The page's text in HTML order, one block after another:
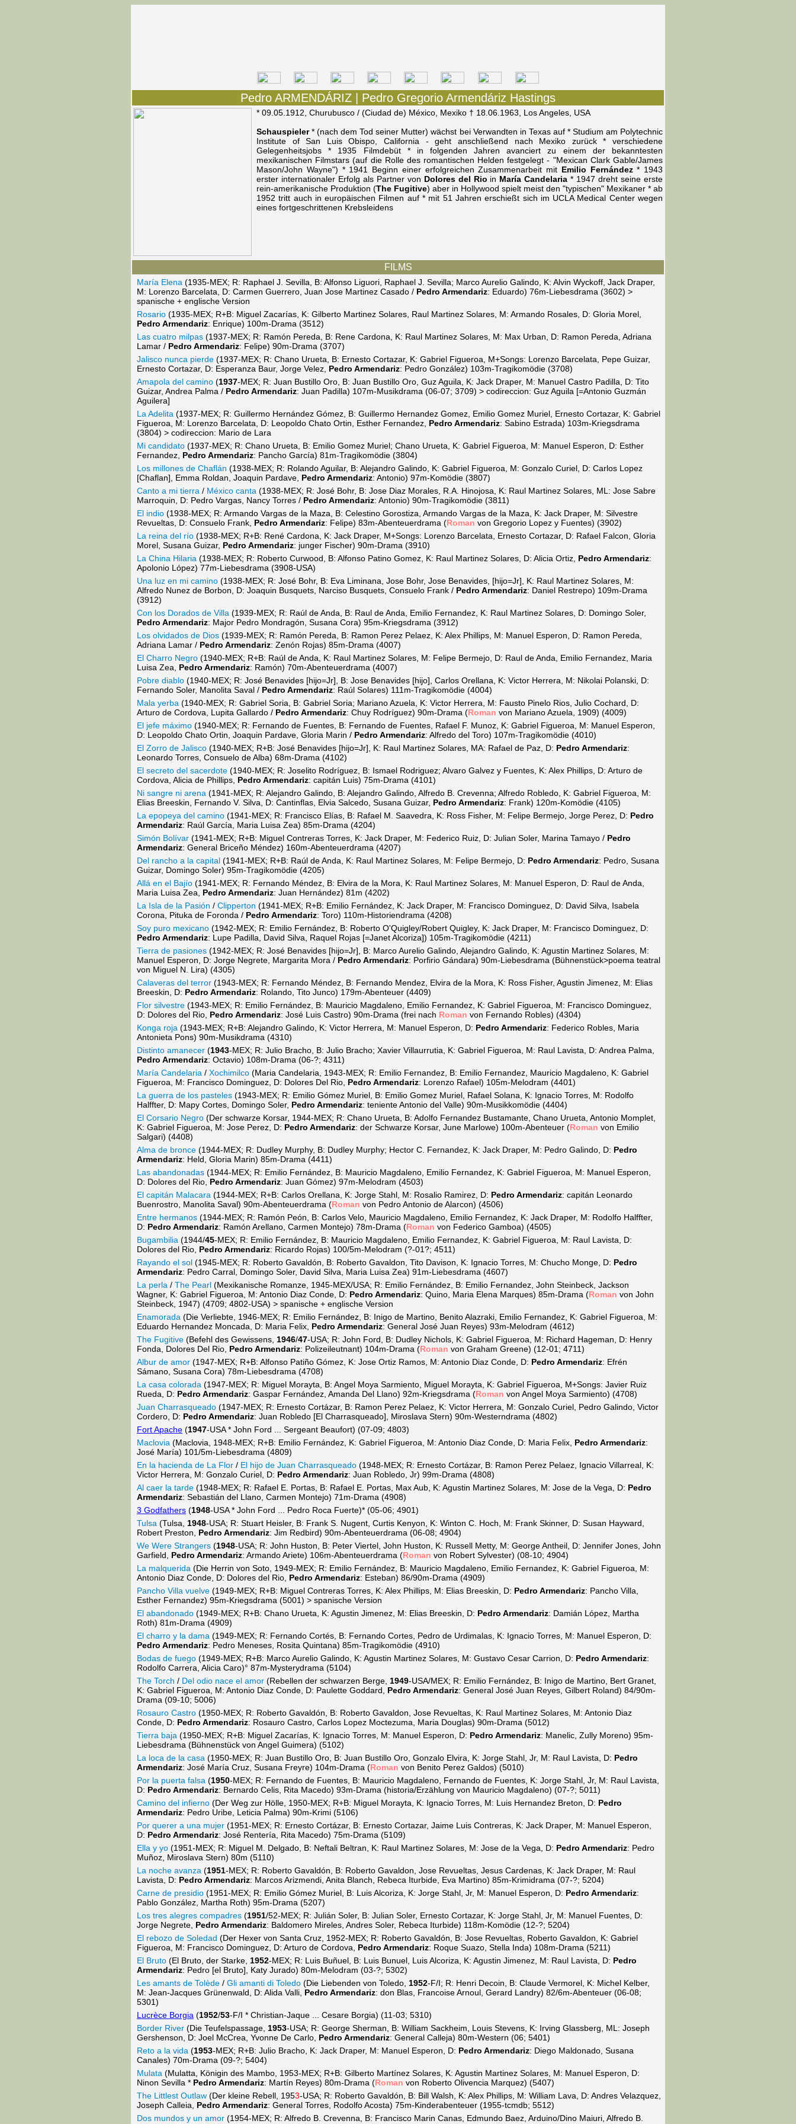
Pedro ARMENDÁRIZ | Pedro Gregorio Armendáriz Hastings
* 09.05.1912, Churubusco / (Ciudad de) México, Mexiko † 18.06.1963, Los Angeles, USA
Schauspieler* (nach dem Tod seiner Mutter) wächst bei Verwandten in Texas auf * Studium am Polytechnic
Institute of San Luis Obispo, California - geht anschließend nach Mexiko zurück * verschiedene
Gelegenheitsjobs * 1935 Filmdebüt * in folgenden Jahren avanciert zu einem der bekanntesten
mexikanischen Filmstars (auf die Rolle des romantischen Helden festgelegt - "Mexican Clark Gable/James
Mason/John Wayne") * 1941 Beginn einer erfolgreichen Zusammenarbeit mit Emilio Fernández* 1943
erster internationaler Erfolg als Partner von Dolores del Rio in María Candelaria * 1947 dreht seine erste
rein-amerikanische Produktion (The Fugitive) aber in Hollywood spielt meist den "typischen" Mexikaner * ab
1952 tritt auch in europäischen Filmen auf * mit 51 Jahren erschießt sich im UCLA Medical Center wegen
eines fortgeschrittenen Krebsleidens
FILMS
María Elena (1935-MEX; R: Raphael J. Sevilla, B: Alfonso Liguori, Raphael J. Sevilla; Marco Aurelio Galindo, K: Alvin Wyckoff, Jack Draper,
M: Lorenzo Barcelata, D: Carmen Guerrero, Juan Jose Martinez Casado / Pedro Armendariz: Eduardo) 76m-Liebesdrama (3602) >
spanische + englische Version
Rosario (1935-MEX; R+B: Miguel Zacarías, K: Gilberto Martinez Solares, Raul Martinez Solares, M: Armando Rosales, D: Gloria Morel,
Pedro Armendariz: Enrique) 100m-Drama (3512)
Las cuatro milpas (1937-MEX; R: Ramón Pereda, B: Rene Cardona, K: Raul Martinez Solares, M: Max Urban, D: Ramon Pereda, Adriana
Lamar / Pedro Armendariz: Felipe) 90m-Drama (3707)
Jalisco nunca pierde (1937-MEX; R: Chano Urueta, B: Ernesto Cortazar, K: Gabriel Figueroa, M+Songs: Lorenzo Barcelata, Pepe Guizar,
Ernesto Cortazar, D: Esperanza Baur, Jorge Velez, Pedro Armendariz: Pedro González) 103m-Tragikomödie (3708)
Amapola del camino (1937-MEX; R: Juan Bustillo Oro, B: Juan Bustillo Oro, Guz Aguila, K: Jack Draper, M: Manuel Castro Padilla, D: Tito
Guizar, Andrea Palma / Pedro Armendariz: Juan Padilla) 107m-Musikdrama (06-07; 3709) > codireccion: Guz Aguila [=Antonio Guzmán
Aguilera]
La Adelita (1937-MEX; R: Guillermo Hernández Gómez, B: Guillermo Hernandez Gomez, Emilio Gomez Muriel, Ernesto Cortazar, K: Gabriel
Figueroa, M: Lorenzo Barcelata, D: Leopoldo Chato Ortin, Esther Fernandez, Pedro Armendariz: Sabino Estrada) 103m-Kriegsdrama
(3804) > codireccion: Mario de Lara
Mi candidato (1937-MEX; R: Chano Urueta, B: Emilio Gomez Muriel; Chano Urueta, K: Gabriel Figueroa, M: Manuel Esperon, D: Esther
Fernandez, Pedro Armendariz: Pancho García) 81m-Tragikomödie (3804)
Los millones de Chaflán (1938-MEX; R: Rolando Aguilar, B: Alejandro Galindo, K: Gabriel Figueroa, M: Gonzalo Curiel, D: Carlos Lopez
[Chaflan], Emma Roldan, Joaquin Pardave, Pedro Armendariz: Antonio) 97m-Komödie (3807)
Canto a mi tierra / México canta (1938-MEX; R: José Bohr, B: Jose Diaz Morales, R.A. Hinojosa, K: Raul Martinez Solares, ML: Jose Sabre
Marroquin, D: Pedro Vargas, Nancy Torres / Pedro Armendariz: Antonio) 90m-Tragikomödie (3811)
El indio (1938-MEX; R: Armando Vargas de la Maza, B: Celestino Gorostiza, Armando Vargas de la Maza, K: Jack Draper, M: Silvestre
Revueltas, D: Consuelo Frank, Pedro Armendariz: Felipe) 83m-Abenteuerdrama (Roman von Gregorio Lopez y Fuentes) (3902)
La reina del río (1938-MEX; R+B: René Cardona, K: Jack Draper, M+Songs: Lorenzo Barcelata, Ernesto Cortazar, D: Rafael Falcon, Gloria
Morel, Susana Guizar, Pedro Armendariz: junger Fischer) 90m-Drama (3910)
La China Hilaria (1938-MEX; R: Roberto Curwood, B: Alfonso Patino Gomez, K: Raul Martinez Solares, D: Alicia Ortiz, Pedro Armendariz:
Apolonio López) 77m-Liebesdrama (3908-USA)
Una luz en mi camino (1938-MEX; R: José Bohr, B: Eva Liminana, Jose Bohr, Jose Benavides, [hijo=Jr], K: Raul Martinez Solares, M:
Alfredo Nunez de Borbon, D: Joaquin Busquets, Narciso Busquets, Consuelo Frank / Pedro Armendariz: Daniel Restrepo) 109m-Drama
(3912)
Con los Dorados de Villa (1939-MEX; R: Raúl de Anda, B: Raul de Anda, Emilio Fernandez, K: Raul Martinez Solares, D: Domingo Soler,
Pedro Armendariz: Major Pedro Mondragón, Susana Cora) 95m-Kriegsdrama (3912)
Los olvidados de Dios (1939-MEX; R: Ramón Pereda, B: Ramon Perez Pelaez, K: Alex Phillips, M: Manuel Esperon, D: Ramon Pereda,
Adriana Lamar / Pedro Armendariz: Zenón Rojas) 85m-Drama (4007)
El Charro Negro (1940-MEX; R+B: Raúl de Anda, K: Raul Martinez Solares, M: Felipe Bermejo, D: Raul de Anda, Emilio Fernandez, Maria
Luisa Zea, Pedro Armendariz: Ramón) 70m-Abenteuerdrama (4007)
Pobre diablo (1940-MEX; R: José Benavides [hijo=Jr], B: Jose Benavides [hijo], Carlos Orellana, K: Victor Herrera, M: Nikolai Polanski, D:
Fernando Soler, Manolita Saval / Pedro Armendariz: Raúl Solares) 111m-Tragikomödie (4004)
Mala yerba (1940-MEX; R: Gabriel Soria, B: Gabriel Soria; Mariano Azuela, K: Victor Herrera, M: Fausto Pinelo Rios, Julio Cochard, D:
Arturo de Cordova, Lupita Gallardo / Pedro Armendariz: Chuy Rodríguez) 90m-Drama (Roman von Mariano Azuela, 1909) (4009)
El jefe máximo (1940-MEX; R: Fernando de Fuentes, B: Fernando de Fuentes, Rafael F. Munoz, K: Gabriel Figueroa, M: Manuel Esperon,
D: Leopoldo Chato Ortin, Joaquin Pardave, Gloria Marin / Pedro Armendariz: Alfredo del Toro) 107m-Tragikomödie (4010)
El Zorro de Jalisco (1940-MEX; R+B: José Benavides [hijo=Jr], K: Raul Martinez Solares, MA: Rafael de Paz, D: Pedro Armendariz:
Leonardo Torres, Consuelo de Alba) 68m-Drama (4102)
El secreto del sacerdote (1940-MEX; R: Joselito Rodríguez, B: Ismael Rodriguez; Alvaro Galvez y Fuentes, K: Alex Phillips, D: Arturo de
Cordova, Alicia de Phillips, Pedro Armendariz: capitán Luis) 75m-Drama (4101)
Ni sangre ni arena (1941-MEX; R: Alejandro Galindo, B: Alejandro Galindo, Alfredo B. Crevenna; Alfredo Robledo, K: Gabriel Figueroa, M:
Elias Breeskin, Fernando V. Silva, D: Cantinflas, Elvia Salcedo, Susana Guizar, Pedro Armendariz: Frank) 120m-Komödie (4105)
La epopeya del camino (1941-MEX; R: Francisco Elías, B: Rafael M. Saavedra, K: Ross Fisher, M: Felipe Bermejo, Jorge Perez, D: Pedro
Armendariz: Raúl García, Maria Luisa Zea) 85m-Drama (4204)
Simón Bolívar (1941-MEX; R+B: Miguel Contreras Torres, K: Jack Draper, M: Federico Ruiz, D: Julian Soler, Marina Tamayo / Pedro
Armendariz: General Briceño Méndez) 160m-Abenteuerdrama (4207)
Del rancho a la capital (1941-MEX; R+B: Raúl de Anda, K: Raul Martinez Solares, M: Felipe Bermejo, D: Pedro Armendariz: Pedro, Susana
Guizar, Domingo Soler) 95m-Tragikomödie (4205)
Allá en el Bajío (1941-MEX; R: Fernando Méndez, B: Elvira de la Mora, K: Raul Martinez Solares, M: Manuel Esperon, D: Raul de Anda,
Maria Luisa Zea, Pedro Armendariz: Juan Hernández) 81m (4202)
La Isla de la Pasión / Clipperton (1941-MEX; R+B: Emilio Fernández, K: Jack Draper, M: Francisco Dominguez, D: David Silva, Isabela
Corona, Pituka de Foronda / Pedro Armendariz: Toro) 110m-Historiendrama (4208)
Soy puro mexicano (1942-MEX; R: Emilio Fernández, B: Roberto O'Quigley/Robert Quigley, K: Jack Draper, M: Francisco Dominguez, D:
Pedro Armendariz: Lupe Padilla, David Silva, Raquel Rojas [=Janet Alcoriza]) 105m-Tragikomödie (4211)
Tierra de pasiones (1942-MEX; R: José Benavides [hijo=Jr], B: Marco Aurelio Galindo, Alejandro Galindo, K: Agustin Martinez Solares, M:
Manuel Esperon, D: Jorge Negrete, Margarita Mora / Pedro Armendariz: Porfirio Gándara) 90m-Liebesdrama (Bühnenstück>poema teatral
von Miguel N. Lira) (4305)
Calaveras del terror (1943-MEX; R: Fernando Méndez, B: Fernando Mendez, Elvira de la Mora, K: Ross Fisher, Agustin Jimenez, M: Elias
Breeskin, D: Pedro Armendariz: Rolando, Tito Junco) 179m-Abenteuer (4409)
Flor silvestre (1943-MEX; R: Emilio Fernández, B: Mauricio Magdaleno, Emilio Fernandez, K: Gabriel Figueroa, M: Francisco Dominguez,
D: Dolores del Rio, Pedro Armendariz: José Luis Castro) 90m-Drama (frei nach Roman von Fernando Robles) (4304)
Konga roja (1943-MEX; R+B: Alejandro Galindo, K: Victor Herrera, M: Manuel Esperon, D: Pedro Armendariz: Federico Robles, Maria
Antonieta Pons) 90m-Musikdrama (4310)
Distinto amanecer (1943-MEX; R: Julio Bracho, B: Julio Bracho; Xavier Villaurrutia, K: Gabriel Figueroa, M: Raul Lavista, D: Andrea Palma,
Pedro Armendariz: Octavio) 108m-Drama (06-?; 4311)
María Candelaria / Xochimilco (Maria Candelaria, 1943-MEX; R: Emilio Fernandez, B: Emilio Fernandez, Mauricio Magdaleno, K: Gabriel
Figueroa, M: Francisco Dominguez, D: Dolores Del Rio, Pedro Armendariz: Lorenzo Rafael) 105m-Melodram (4401)
La guerra de los pasteles (1943-MEX; R: Emilio Gómez Muriel, B: Emilio Gomez Muriel, Rafael Solana, K: Ignacio Torres, M: Rodolfo
Halffter, D: Mapy Cortes, Domingo Soler, Pedro Armendariz: teniente Antonio del Valle) 90m-Musikkomödie (4404)
El Corsario Negro (Der schwarze Korsar, 1944-MEX; R: Chano Urueta, B: Adolfo Fernandez Bustamante, Chano Urueta, Antonio Momplet,
K: Gabriel Figueroa, M: Jose Perez, D: Pedro Armendariz: der Schwarze Korsar, June Marlowe) 100m-Abenteuer (Roman von Emilio
Salgari) (4408)
Alma de bronce (1944-MEX; R: Dudley Murphy, B: Dudley Murphy; Hector C. Fernandez, K: Jack Draper, M: Pedro Galindo, D: Pedro
Armendariz: Held, Gloria Marin) 85m-Drama (4411)
Las abandonadas (1944-MEX; R: Emilio Fernández, B: Mauricio Magdaleno, Emilio Fernandez, K: Gabriel Figueroa, M: Manuel Esperon,
D: Dolores del Rio, Pedro Armendariz: Juan Gómez) 97m-Melodram (4503)
El capitán Malacara (1944-MEX; R+B: Carlos Orellana, K: Jorge Stahl, M: Rosalio Ramirez, D: Pedro Armendariz: capitán Leonardo
Buenrostro, Manolita Saval) 90m-Abenteuerdrama (Roman von Pedro Antonio de Alarcon) (4506)
Entre hermanos (1944-MEX; R: Ramón Peón, B: Carlos Velo, Mauricio Magdaleno, Emilio Fernandez, K: Jack Draper, M: Rodolfo Halffter,
D: Pedro Armendariz: Ramón Arellano, Carmen Montejo) 78m-Drama (Roman von Federico Gamboa) (4505)
Bugambilia (1944/45-MEX; R: Emilio Fernández, B: Mauricio Magdaleno, Emilio Fernandez, K: Gabriel Figueroa, M: Raul Lavista, D:
Dolores del Rio, Pedro Armendariz: Ricardo Rojas) 100/5m-Melodram (?-01?; 4511)
Rayando el sol (1945-MEX; R: Roberto Gavaldón, B: Roberto Gavaldon, Tito Davison, K: Ignacio Torres, M: Chucho Monge, D: Pedro
Armendariz: Pedro Carral, Domingo Soler, David Silva, Maria Luisa Zea) 91m-Liebesdrama (4607)
La perla / The Pearl (Mexikanische Romanze, 1945-MEX/USA; R: Emilio Fernández, B: Emilio Fernandez, John Steinbeck, Jackson
Wagner, K: Gabriel Figueroa, M: Antonio Diaz Conde, D: Pedro Armendariz: Quino, Maria Elena Marques) 85m-Drama (Roman von John
Steinbeck, 1947) (4709; 4802-USA) > spanische + englische Version
Enamorada (Die Verliebte, 1946-MEX; R: Emilio Fernández, B: Inigo de Martino, Benito Alazraki, Emilio Fernandez, K: Gabriel Figueroa, M:
Eduardo Hernandez Moncada, D: Maria Felix, Pedro Armendariz: General José Juan Reyes) 93m-Melodram (4612)
The Fugitive (Befehl des Gewissens, 1946/47-USA; R: John Ford, B: Dudley Nichols, K: Gabriel Figueroa, M: Richard Hageman, D: Henry
Fonda, Dolores Del Rio, Pedro Armendariz: Polizeileutnant) 104m-Drama (Roman von Graham Greene) (12-01; 4711)
Albur de amor (1947-MEX; R+B: Alfonso Patiño Gómez, K: Jose Ortiz Ramos, M: Antonio Diaz Conde, D: Pedro Armendariz: Efrén
Sámano, Susana Cora) 78m-Liebesdrama (4708)
La casa colorada (1947-MEX; R: Miguel Morayta, B: Angel Moya Sarmiento, Miguel Morayta, K: Gabriel Figueroa, M+Songs: Javier Ruiz
Rueda, D: Pedro Armendariz: Gaspar Fernández, Amanda Del Llano) 92m-Kriegsdrama (Roman von Angel Moya Sarmiento) (4708)
Juan Charrasqueado (1947-MEX; R: Ernesto Cortázar, B: Ramon Perez Pelaez, K: Victor Herrera, M: Gonzalo Curiel, Pedro Galindo, Victor
Cordero, D: Pedro Armendariz: Juan Robledo [El Charrasqueado], Miroslava Stern) 90m-Westerndrama (4802)
Fort Apache (1947-USA * John Ford ... Sergeant Beaufort) (07-09; 4803)
Maclovia (Maclovia, 1948-MEX; R+B: Emilio Fernández, K: Gabriel Figueroa, M: Antonio Diaz Conde, D: Maria Felix, Pedro Armendariz:
José María) 101/5m-Liebesdrama (4809)
En la hacienda de La Flor / El hijo de Juan Charrasqueado (1948-MEX; R: Ernesto Cortázar, B: Ramon Perez Pelaez, Ignacio Villarreal, K:
Victor Herrera, M: Gonzalo Curiel, D: Pedro Armendariz: Juan Robledo, Jr) 99m-Drama (4808)
Al caer la tarde (1948-MEX; R: Rafael E. Portas, B: Rafael E. Portas, Max Aub, K: Agustin Martinez Solares, M: Jose de la Vega, D: Pedro
Armendariz: Sebastián del Llano, Carmen Montejo) 71m-Drama (4908)
3 Godfathers (1948-USA * John Ford ... Pedro Roca Fuerte)* (05-06; 4901)
Tulsa (Tulsa, 1948-USA; R: Stuart Heisler, B: Frank S. Nugent, Curtis Kenyon, K: Winton C. Hoch, M: Frank Skinner, D: Susan Hayward,
Robert Preston, Pedro Armendariz: Jim Redbird) 90m-Abenteuerdrama (06-08; 4904)
We Were Strangers (1948-USA; R: John Huston, B: Peter Viertel, John Huston, K: Russell Metty, M: George Antheil, D: Jennifer Jones, John
Garfield, Pedro Armendariz: Armando Ariete) 106m-Abenteuerdrama (Roman von Robert Sylvester) (08-10; 4904)
La malquerida (Die Herrin von Soto, 1949-MEX; R: Emilio Fernández, B: Mauricio Magdaleno, Emilio Fernandez, K: Gabriel Figueroa, M:
Antonio Diaz Conde, D: Dolores del Rio, Pedro Armendariz: Esteban) 86/90m-Drama (4909)
Pancho Villa vuelve (1949-MEX; R+B: Miguel Contreras Torres, K: Alex Phillips, M: Elias Breeskin, D: Pedro Armendariz: Pancho Villa,
Esther Fernandez) 95m-Kriegsdrama (5001) > spanische Version
El abandonado (1949-MEX; R+B: Chano Urueta, K: Agustin Jimenez, M: Elias Breeskin, D: Pedro Armendariz: Damián López, Martha
Roth) 81m-Drama (4909)
El charro y la dama (1949-MEX; R: Fernando Cortés, B: Fernando Cortes, Pedro de Urdimalas, K: Ignacio Torres, M: Manuel Esperon, D:
Pedro Armendariz: Pedro Meneses, Rosita Quintana) 85m-Tragikomödie (4910)
Bodas de fuego (1949-MEX; R+B: Marco Aurelio Galindo, K: Agustin Martinez Solares, M: Gustavo Cesar Carrion, D: Pedro Armendariz:
Rodolfo Carrera, Alicia Caro)° 87m-Mysterydrama (5104)
The Torch / Del odio nace el amor (Rebellen der schwarzen Berge, 1949-USA/MEX; R: Emilio Fernández, B: Inigo de Martino, Bert Granet,
K: Gabriel Figueroa, M: Antonio Diaz Conde, D: Paulette Goddard, Pedro Armendariz: General José Juan Reyes, Gilbert Roland) 84/90m-
Drama (09-10; 5006)
Rosauro Castro (1950-MEX; R: Roberto Gavaldón, B: Roberto Gavaldon, Jose Revueltas, K: Raul Martinez Solares, M: Antonio Diaz
Conde, D: Pedro Armendariz: Rosauro Castro, Carlos Lopez Moctezuma, Maria Douglas) 90m-Drama (5012)
Tierra baja (1950-MEX; R+B: Miguel Zacarías, K: Ignacio Torres, M: Manuel Esperon, D: Pedro Armendariz: Manelic, Zully Moreno) 95m-
Liebesdrama (Bühnenstück von Angel Guimera) (5102)
La loca de la casa (1950-MEX; R: Juan Bustillo Oro, B: Juan Bustillo Oro, Gonzalo Elvira, K: Jorge Stahl, Jr, M: Raul Lavista, D: Pedro
Armendariz: José María Cruz, Susana Freyre) 104m-Drama (Roman von Benito Perez Galdos) (5010)
Por la puerta falsa (1950-MEX; R: Fernando de Fuentes, B: Mauricio Magdaleno, Fernando de Fuentes, K: Jorge Stahl, Jr, M: Raul Lavista,
D: Pedro Armendariz: Bernardo Celis, Rita Macedo) 93m-Drama (historia/Erzählung von Mauricio Magdaleno) (07-?; 5011)
Camino del infierno (Der Weg zur Hölle, 1950-MEX; R+B: Miguel Morayta, K: Ignacio Torres, M: Luis Hernandez Breton, D: Pedro
Armendariz: Pedro Uribe, Leticia Palma) 90m-Krimi (5106)
Por querer a una mujer (1951-MEX; R: Ernesto Cortázar, B: Ernesto Cortazar, Jaime Luis Contreras, K: Jack Draper, M: Manuel Esperon,
D: Pedro Armendariz: José Rentería, Rita Macedo) 75m-Drama (5109)
Ella y yo (1951-MEX; R: Miguel M. Delgado, B: Neftali Beltran, K: Raul Martinez Solares, M: Jose de la Vega, D: Pedro Armendariz: Pedro
Muñoz, Miroslava Stern) 80m (5110)
La noche avanza (1951-MEX; R: Roberto Gavaldón, B: Roberto Gavaldon, Jose Revueltas, Jesus Cardenas, K: Jack Draper, M: Raul
Lavista, D: Pedro Armendariz: Marcos Arizmendi, Anita Blanch, Rebeca Iturbide, Eva Martino) 85m-Krimidrama (07-?; 5204)
Carne de presidio (1951-MEX; R: Emilio Gómez Muriel, B: Luis Alcoriza, K: Jorge Stahl, Jr, M: Manuel Esperon, D: Pedro Armendariz:
Pablo González, Martha Roth) 95m-Drama (5207)
Los tres alegres compadres (1951/52-MEX; R: Julián Soler, B: Julian Soler, Ernesto Cortazar, K: Jorge Stahl, Jr, M: Manuel Fuentes, D:
Jorge Negrete, Pedro Armendariz: Baldomero Mireles, Andres Soler, Rebeca Iturbide) 118m-Komödie (12-?; 5204)
El rebozo de Soledad (Der Hexer von Santa Cruz, 1952-MEX; R: Roberto Gavaldón, B: Jose Revueltas, Roberto Gavaldon, K: Gabriel
Figueroa, M: Francisco Dominguez, D: Arturo de Cordova, Pedro Armendariz: Roque Suazo, Stella Inda) 108m-Drama (5211)
El Bruto (El Bruto, der Starke, 1952-MEX; R: Luis Buñuel, B: Luis Bunuel, Luis Alcoriza, K: Agustin Jimenez, M: Raul Lavista, D: Pedro
Armendariz: Pedro [el Bruto], Katy Jurado) 80m-Melodram (03-?; 5302)
Les amants de Tolède / Gli amanti di Toledo (Die Liebenden von Toledo, 1952-F/I; R: Henri Decoin, B: Claude Vermorel, K: Michel Kelber,
M: Jean-Jacques Grünenwald, D: Alida Valli, Pedro Armendariz: don Blas, Francoise Arnoul, Gerard Landry) 82/6m-Abenteuer (06-08;
5301)
Lucrèce Borgia (1952/53-F/I * Christian-Jaque ... Cesare Borgia) (11-03; 5310)
Border River (Die Teufelspassage, 1953-USA; R: George Sherman, B: William Sackheim, Louis Stevens, K: Irving Glassberg, ML: Joseph
Gershenson, D: Joel McCrea, Yvonne De Carlo, Pedro Armendariz: General Calleja) 80m-Western (06; 5401)
Reto a la vida (1953-MEX; R+B: Julio Bracho, K: Jack Draper, M: Manuel Esperon, D: Pedro Armendariz: Diego Maldonado, Susana
Canales) 70m-Drama (09-?; 5404)
Mulata (Mulatta, Königin des Mambo, 1953-MEX; R+B: Gilberto Martínez Solares, K: Agustin Martinez Solares, M: Manuel Esperon, D:
Ninon Sevilla * Pedro Armendariz: Martín Reyes) 80m-Drama (Roman von Roberto Olivencia Marquez) (5407)
The Littlest Outlaw (Der kleine Rebell, 1953-USA; R: Roberto Gavaldón, B: Bill Walsh, K: Alex Phillips, M: William Lava, D: Andres Velazquez,
Joseph Calleia, Pedro Armendariz: General Torres, Rodolfo Acosta) 75m-Kinderabenteuer (1955-tcmdb; 5512)
Dos mundos y un amor (1954-MEX; R: Alfredo B. Crevenna, B: Francisco Marin Canas, Edmundo Baez, Arduino/Dino Maiuri, Alfredo B.